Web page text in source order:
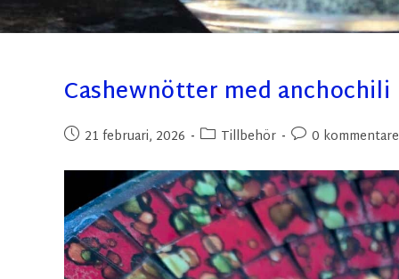
Cashewnötter med anchochili
21 februari, 2026 Tillbehör 0